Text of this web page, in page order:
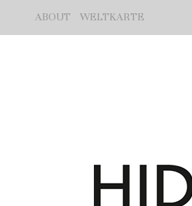
ABOUT WELTKARTE